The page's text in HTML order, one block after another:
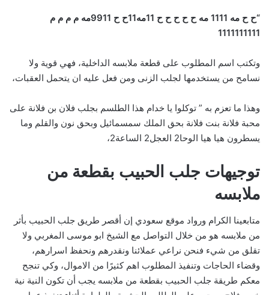
“ح ح مه 1111 مه ح ح ح ح ح 11مه11ح ح 9911مه م م م م
1111111111
وتكتب اسم المطلوب على قطعة ملابسه الداخلية، فهي قوية ولا
نسامح من يستخدمها لجلب الزنى ومن فعل عليه ان يتحمل العقبات،
وهذا ما تعزم به ” توكلوا يا خدام هذا الطلسم بجلب فلان بن فلانة على
محبة فلانة بنت فلانة بحق الملك سمسمائيل وبحق نون والقلم وما
يسطرون هيا هيا الوحا2 العجل2 الساعة2،
توجيهات جلب الحبيب بقطعة من
ملابسه
متابعينا الكرام ورواد موقع سعودي إن أقصر طريق جلب الحبيب بأثر
من ملابسه هو من خلال التواصل مع الشيخ ابو موسى المغربي ولا
تقلق من شيء فنحن نراعي عملائنا ونقدرهم ونحفظ اسرارهم،
وقضاء الحاجات وتنفيذ المطلوب اهم كثيرًا من الاموال، وكي تنجح
معكم طريقة جلب الحبيب بقطعة من ملابسه يجب أن تكون النية نية